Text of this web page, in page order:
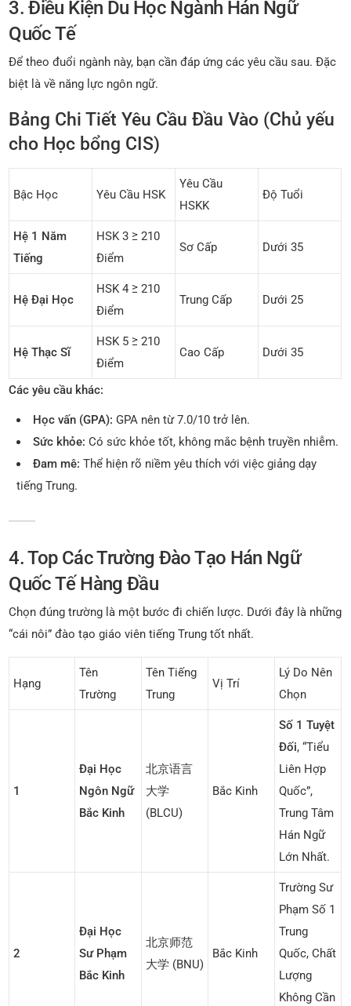
3. Điều Kiện Du Học Ngành Hán Ngữ
Quốc Tế
Để theo đuổi ngành này, bạn cần đáp ứng các yêu cầu sau. Đặc
biệt là về năng lực ngôn ngữ.
Bảng Chi Tiết Yêu Cầu Đầu Vào (Chủ yếu
cho Học bổng CIS)
Bậc Học Yêu Cầu HSK
Yêu Cầu
HSKK
Độ Tuổi
Hệ 1 Năm
Tiếng
HSK 3 ≥ 210
Điểm
Sơ Cấp Dưới 35
Hệ Đại Học
HSK 4 ≥ 210
Điểm
Trung Cấp Dưới 25
Hệ Thạc Sĩ
HSK 5 ≥ 210
Điểm
Cao Cấp Dưới 35
Các yêu cầu khác:
Học vấn (GPA): GPA nên từ 7.0/10 trở lên.
Sức khỏe: Có sức khỏe tốt, không mắc bệnh truyền nhiễm.
Đam mê: Thể hiện rõ niềm yêu thích với việc giảng dạy
tiếng Trung.
4. Top Các Trường Đào Tạo Hán Ngữ
Quốc Tế Hàng Đầu
Chọn đúng trường là một bước đi chiến lược. Dưới đây là những
“cái nôi” đào tạo giáo viên tiếng Trung tốt nhất.
Hạng
Tên
Trường
Tên Tiếng
Trung
Vị Trí
Lý Do Nên
Chọn
1
Đại Học
Ngôn Ngữ
Bắc Kinh
北京语言
大学
(BLCU)
Bắc Kinh
Số 1 Tuyệt
Đối, “Tiểu
Liên Hợp
Quốc”,
Trung Tâm
Hán Ngữ
Lớn Nhất.
2
Đại Học
Sư Phạm
Bắc Kinh
北京师范
大学 (BNU)
Bắc Kinh
Trường Sư
Phạm Số 1
Trung
Quốc, Chất
Lượng
Không Cần